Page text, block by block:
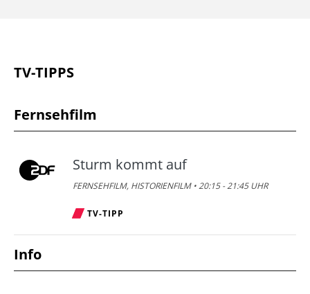
TV-TIPPS
Fernsehfilm
Sturm kommt auf
FERNSEHFILM, HISTORIENFILM • 20:15 - 21:45 UHR
TV-TIPP
Info